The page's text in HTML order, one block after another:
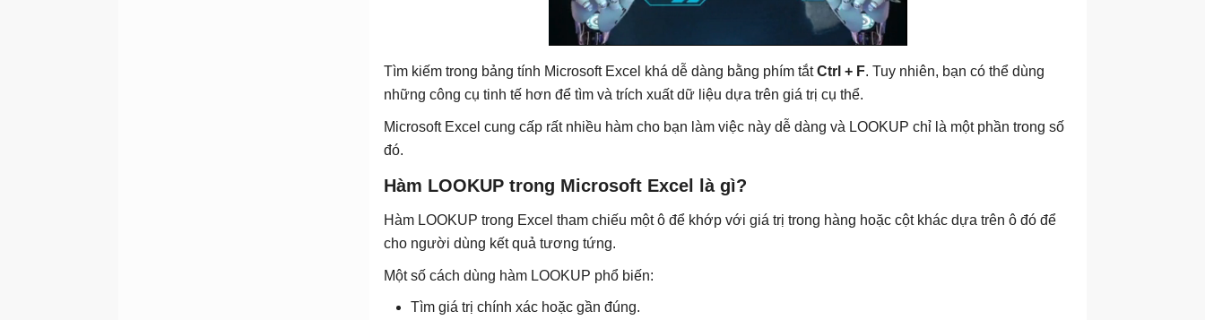
Tìm kiếm trong bảng tính Microsoft Excel khá dễ dàng bằng phím tắtCtrl + F. Tuy nhiên, bạn có thể dùng
những công cụ tinh tế hơn để tìm và trích xuất dữ liệu dựa trên giá trị cụ thể.
Microsoft Excel cung cấp rất nhiều hàm cho bạn làm việc này dễ dàng và LOOKUP chỉ là một phần trong số
đó.
Hàm LOOKUP trong Microsoft Excel là gì?
Hàm LOOKUP trong Excel tham chiếu một ô để khớp với giá trị trong hàng hoặc cột khác dựa trên ô đó để
cho người dùng kết quả tương tứng.
Một số cách dùng hàm LOOKUP phổ biến:
Tìm giá trị chính xác hoặc gần đúng.